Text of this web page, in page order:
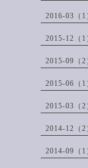
2016-03（1
2015-12（1
2015-09（2
2015-06（1
2015-03（2
2014-12（2
2014-09（1